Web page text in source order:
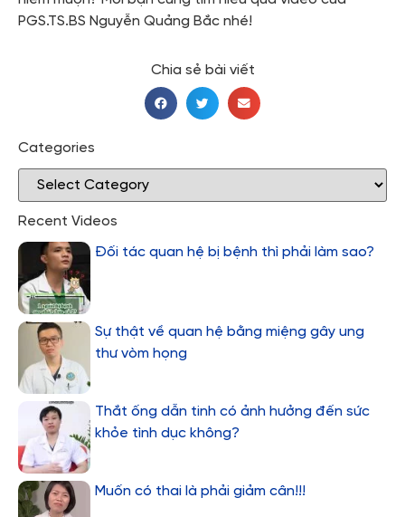
PGS.TS.BS Nguyễn Quảng Bắc nhé!
Chia sẻ bài viết
Categories
Recent Videos
Đối tác quan hệ bị bệnh thì phải làm sao?
Sự thật về quan hệ bằng miệng gây ung
thư vòm họng
Thắt ống dẫn tinh có ảnh hưởng đến sức
khỏe tình dục không?
Muốn có thai là phải giảm cân!!!